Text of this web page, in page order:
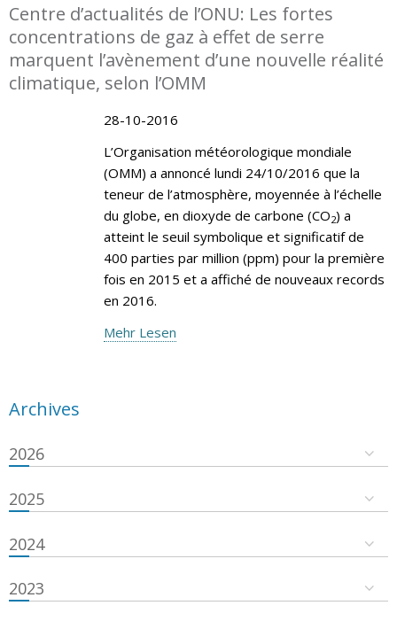
Centre d’actualités de l’ONU: Les fortes
concentrations de gaz à effet de serre
marquent l’avènement d’une nouvelle réalité
climatique, selon l’OMM
28-10-2016
L’Organisation météorologique mondiale
(OMM) a annoncé lundi 24/10/2016 que la
teneur de l’atmosphère, moyennée à l’échelle
du globe, en dioxyde de carbone (CO2) a
atteint le seuil symbolique et significatif de
400 parties par million (ppm) pour la première
fois en 2015 et a affiché de nouveaux records
en 2016.
Mehr Lesen
Archives
2026
2025
2024
2023